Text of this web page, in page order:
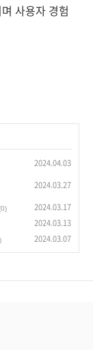
사용자 경험
2024.04.03
2024.03.27
2024.03.17
2024.03.13
2024.03.07